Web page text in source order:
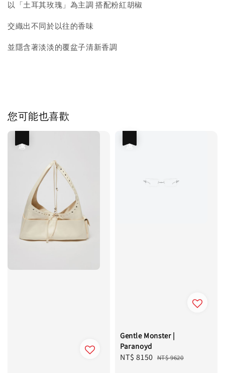
以「土耳其玫瑰」為主調 搭配粉紅胡椒
交織出不同於以往的香味
並隱含著淡淡的覆盆子清新香調
您可能也喜歡
Gentle Monster |
Paranoyd
Sale
NT$ 8150 Regular
NT$ 9620